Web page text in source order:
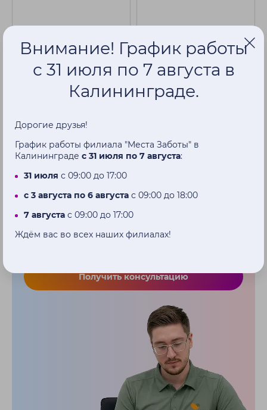
Опора для спины Zygo
Deep Lo (40х56,25 см)
Spex
Купить
Опора для спины Zygo
Deep Mid Spex
83 240 ₽
Внесение рекомендаций в
ИПРА
Нет нужной коляски в вашей ИПРА?
Получить консультацию
Внимание! График работы
с 31 июля по 7 августа в
Калининграде.
Дорогие друзья!
График работы филиала "Места Заботы" в
Калининграде с 31 июля по 7 августа:
31 июля с 09:00 до 17:00
с 3 августа по 6 августа с 09:00 до 18:00
7 августа с 09:00 до 17:00
Ждём вас во всех наших филиалах!